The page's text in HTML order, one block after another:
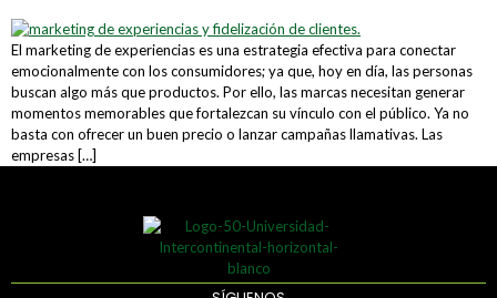
El marketing de experiencias es una estrategia efectiva para conectar
emocionalmente con los consumidores; ya que, hoy en día, las personas
buscan algo más que productos. Por ello, las marcas necesitan generar
momentos memorables que fortalezcan su vínculo con el público. Ya no
basta con ofrecer un buen precio o lanzar campañas llamativas. Las
empresas […]